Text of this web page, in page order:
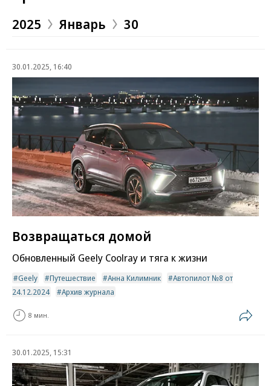
2025 Январь 30
30.01.2025, 16:40
Возвращаться домой
Обновленный Geely Coolray и тяга к жизни
Geely Путешествие Анна Килимник
Автопилот №8 от
24.12.2024
Архив журнала
8 мин.
30.01.2025, 15:31